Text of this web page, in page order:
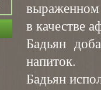
в качестве
Бадьян
напиток.
Бадьян